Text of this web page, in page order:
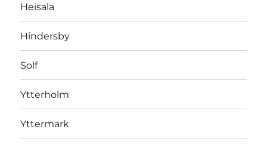
Heisala
Hindersby
Solf
Ytterholm
Yttermark